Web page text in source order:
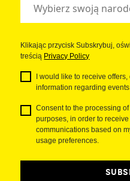
Klikając przycisk Subskrybuj,
treścią Privacy Policy
I would like to receive
information regarding
Consent to the processing
purposes, in order to
communications based on
usage preferences.